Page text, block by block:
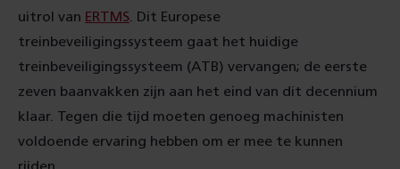
uitrol van ERTMS . Dit Europese
treinbeveiligingssysteem gaat het huidige
treinbeveiligingssysteem (ATB) vervangen; de eerste
zeven baanvakken zijn aan het eind van dit decennium
klaar. Tegen die tijd moeten genoeg machinisten
voldoende ervaring hebben om er mee te kunnen